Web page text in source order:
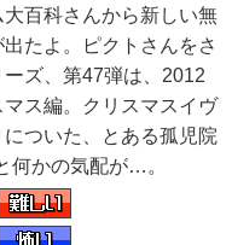
大百科さんから新しい無
たよ。ピクトさんをさ
ーズ、第47弾は、2012
ス編。クリスマスイヴ
ついた、とある孤児院
何かの気配が…。